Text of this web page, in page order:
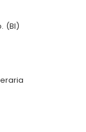
(BI)